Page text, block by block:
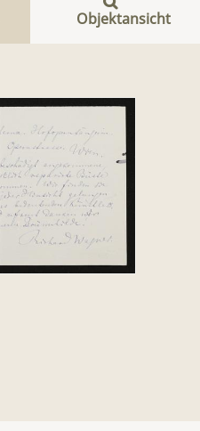
Objektansicht